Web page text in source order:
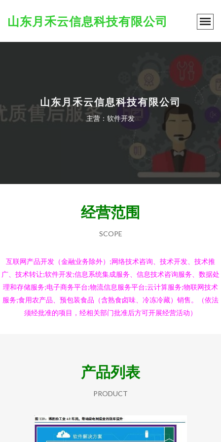
山东月禾云信息科技有限公司
山东月禾云信息科技有限公司
主营：软件开发
经营范围
SCOPE
互联网产品开发（金融业务除外）;网络技术咨询、技术开发、技术推
广、技术转让;软件开发;信息系统集成服务、信息技术咨询服务、数据处
理和存储服务;电子商务平台;物流信息服务平台;云计算服务;物联网技术
服务;食用农产品、预包装食品（含熟食卤味、冷冻冷藏）销售。（依法
须经批准的项目，经相关部门批准后方可开展经营活动）
产品列表
PRODUCT